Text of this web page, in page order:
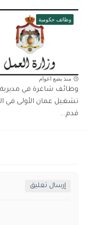
وظائف حكومية
منذ بضع اعوام
وظائف شاغرة في مديرية
تشغيل عمان الأولى في
قدم...
إرسال تعليق